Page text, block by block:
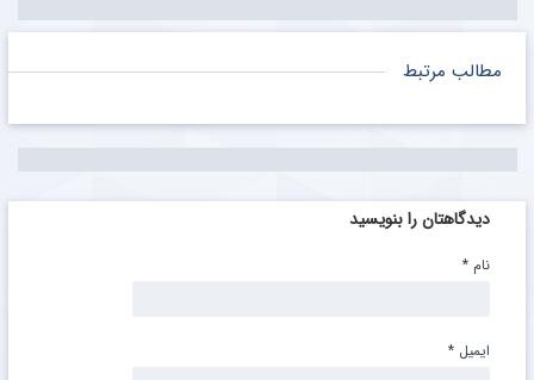
مطالب مرتبط
دیدگاهتان را بنویسید
نام *
ایمیل *